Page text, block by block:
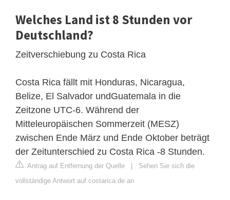
Welches Land ist 8 Stunden vor
Deutschland?
Zeitverschiebung zu Costa Rica
Costa Rica fällt mit Honduras, Nicaragua,
Belize, El Salvador undGuatemala in die
Zeitzone UTC-6. Während der
Mitteleuropäischen Sommerzeit (MESZ)
zwischen Ende März und Ende Oktober beträgt
der Zeitunterschied zu Costa Rica -8 Stunden.
Antrag auf Entfernung der Quelle
Sehen Sie sich die
vollständige Antwort auf costarica.de an